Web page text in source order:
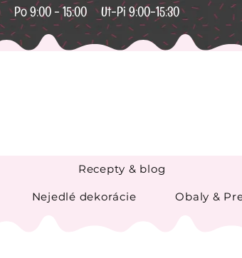
Po 9:00 - 15:00 Ut-Pi 9:00-15:30
Recepty & blog
Nejedlé dekorácie Obaly &